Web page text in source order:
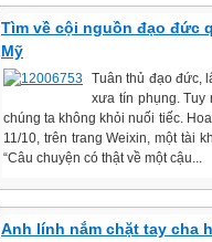
Tìm về cội nguồn đạo đức
Mỹ
Tuân thủ đạo đức,
xưa tín phụng. Tuy
chúng ta không khỏi nuối tiếc.
11/10, trên trang Weixin, một tài
“Câu chuyện có thật về một cậu...
Anh lính nắm chặt tay cha